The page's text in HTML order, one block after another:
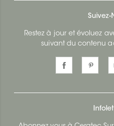
Suivez-
Restez à jour et évoluez
suivant du contenu